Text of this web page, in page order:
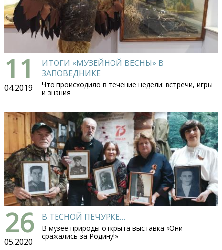
11
04.2019
ИТОГИ «МУЗЕЙНОЙ ВЕСНЫ» В
ЗАПОВЕДНИКЕ
Что происходило в течение недели: встречи, игры
и знания
26
05.2020
В ТЕСНОЙ ПЕЧУРКЕ…
В музее природы открыта выставка «Они
сражались за Родину!»